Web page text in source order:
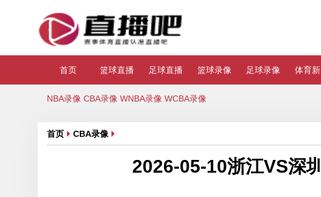
首页 篮球直播 足球直播 篮球录像 足球录像 体育
NBA录像 CBA录像 WNBA录像 WCBA录像
首页 CBA录像
2026-05-10浙江VS深